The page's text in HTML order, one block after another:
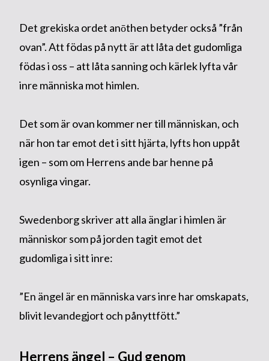
Det grekiska ordet anōthen betyder också ”från
ovan”. Att födas på nytt är att låta det gudomliga
födas i oss – att låta sanning och kärlek lyfta vår
inre människa mot himlen.
Det som är ovan kommer ner till människan, och
när hon tar emot det i sitt hjärta, lyfts hon uppåt
igen – som om Herrens ande bar henne på
osynliga vingar.
Swedenborg skriver att alla änglar i himlen är
människor som på jorden tagit emot det
gudomliga i sitt inre:
”En ängel är en människa vars inre har omskapats,
blivit levandegjort och pånyttfött.”
Herrens ängel – Gud genom